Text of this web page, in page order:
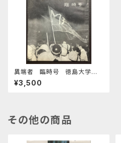
異端者 臨時号 徳島大学医
学部斗争中間総括
¥3,500
その他の商品